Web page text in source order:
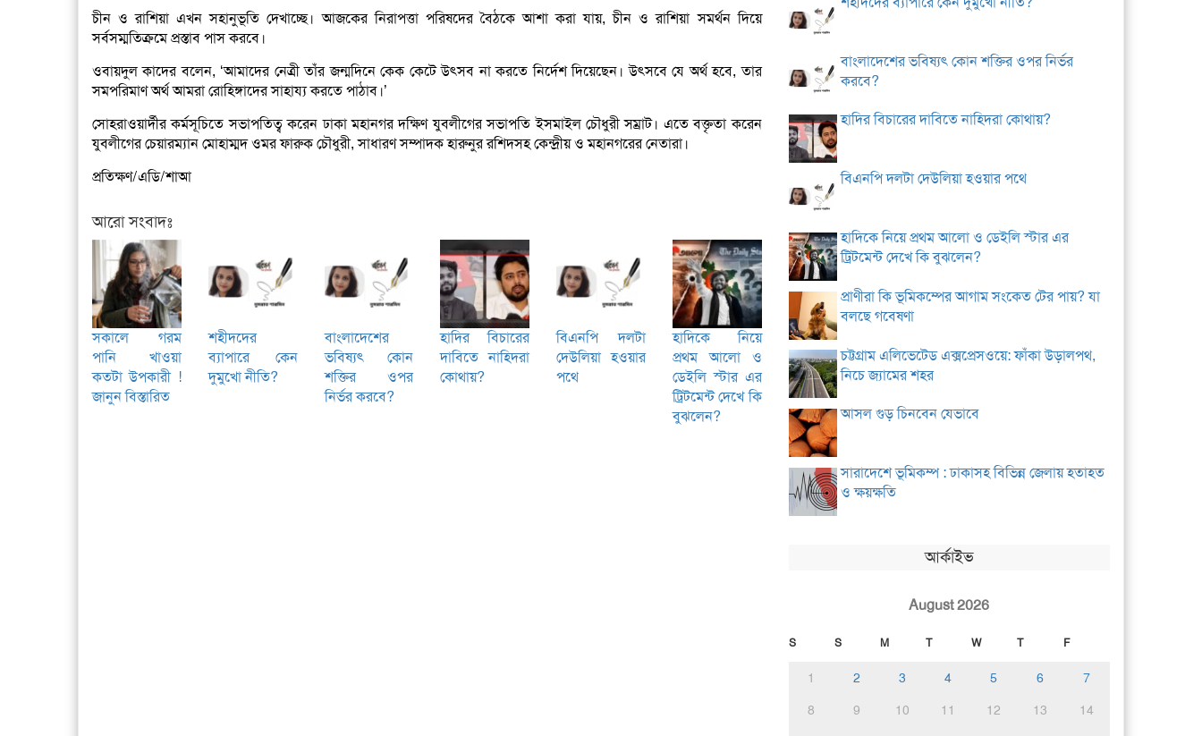
চীন ও রাশিয়া এখন সহানুভূতি দেখাচ্ছে। আজকের নিরাপত্তা পরিষদের বৈঠকে আশা করা যায়, চীন ও রাশিয়া সমর্থন দিয়ে
সর্বসম্মতিক্রমে প্রস্তাব পাস করবে।
ওবায়দুল কাদের বলেন, ‘আমাদের নেত্রী তাঁর জন্মদিনে কেক কেটে উৎসব না করতে নির্দেশ দিয়েছেন। উৎসবে যে অর্থ হবে, তার
সমপরিমাণ অর্থ আমরা রোহিঙ্গাদের সাহায্য করতে পাঠাব।’
সোহরাওয়ার্দীর কর্মসূচিতে সভাপতিত্ব করেন ঢাকা মহানগর দক্ষিণ যুবলীগের সভাপতি ইসমাইল চৌধুরী সম্রাট। এতে বক্তৃতা করেন
যুবলীগের চেয়ারম্যান মোহাম্মদ ওমর ফারুক চৌধুরী, সাধারণ সম্পাদক হারুনুর রশিদসহ কেন্দ্রীয় ও মহানগরের নেতারা।
প্রতিক্ষণ/এডি/শাআ
আরো সংবাদঃ
সকালে গরম
পানি খাওয়া
কতটা উপকারী !
জানুন বিস্তারিত
শহীদদের
ব্যাপারে কেন
দুমুখো নীতি?
বাংলাদেশের
ভবিষ্যৎ কোন
শক্তির ওপর
নির্ভর করবে?
হাদির বিচারের
দাবিতে নাহিদরা
কোথায়?
বিএনপি দলটা
দেউলিয়া হওয়ার
পথে
হাদিকে নিয়ে
প্রথম আলো ও
ডেইলি স্টার এর
ট্রিটমেন্ট দেখে কি
বুঝলেন?
বাংলাদেশের ভবিষ্যৎ কোন শক্তির ওপর নির্ভর
করবে?
হাদির বিচারের দাবিতে নাহিদরা কোথায়?
বিএনপি দলটা দেউলিয়া হওয়ার পথে
হাদিকে নিয়ে প্রথম আলো ও ডেইলি স্টার এর
ট্রিটমেন্ট দেখে কি বুঝলেন?
প্রাণীরা কি ভূমিকম্পের আগাম সংকেত টের পায়? যা
বলছে গবেষণা
চট্টগ্রাম এলিভেটেড এক্সপ্রেসওয়ে: ফাঁকা উড়ালপথ,
নিচে জ্যামের শহর
আসল গুড় চিনবেন যেভাবে
সারাদেশে ভূমিকম্প : ঢাকাসহ বিভিন্ন জেলায় হতাহত
ও ক্ষয়ক্ষতি
আর্কাইভ
August 2026
S S M T W T F
1 2 3 4 5 6
7
8
9 10 11 12 13
14